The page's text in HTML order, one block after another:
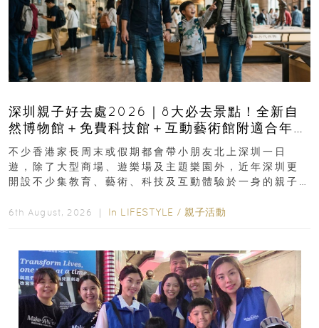
深圳親子好去處2026｜8大必去景點！全新自
然博物館＋免費科技館＋互動藝術館附適合年
齡、交通、門票、開放時間
不少香港家長周末或假期都會帶小朋友北上深圳一日
遊，除了大型商場、遊樂場及主題樂園外，近年深圳更
開設不少集教育、藝術、科技及互動體驗於一身的親子
6th August, 2026 ｜ In LIFESTYLE / 親子活動